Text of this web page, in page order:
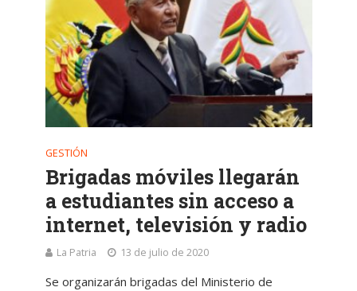
GESTIÓN
Brigadas móviles llegarán
a estudiantes sin acceso a
internet, televisión y radio
La Patria 13 de julio de 2020
Se organizarán brigadas del Ministerio de